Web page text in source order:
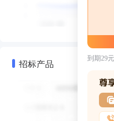
招标产品 到期29